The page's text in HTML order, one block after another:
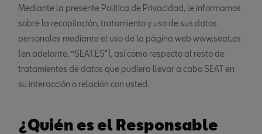
Mediante la presente Política de Privacidad, le informamos
sobre la recopilación, tratamiento y uso de sus datos
personales mediante el uso de la página web www.seat.es
(en adelante, “SEAT.ES"), así como respecto al resto de
tratamientos de datos que pudiera llevar a cabo SEAT en
su interacción o relación con usted.
¿Quién es el Responsable